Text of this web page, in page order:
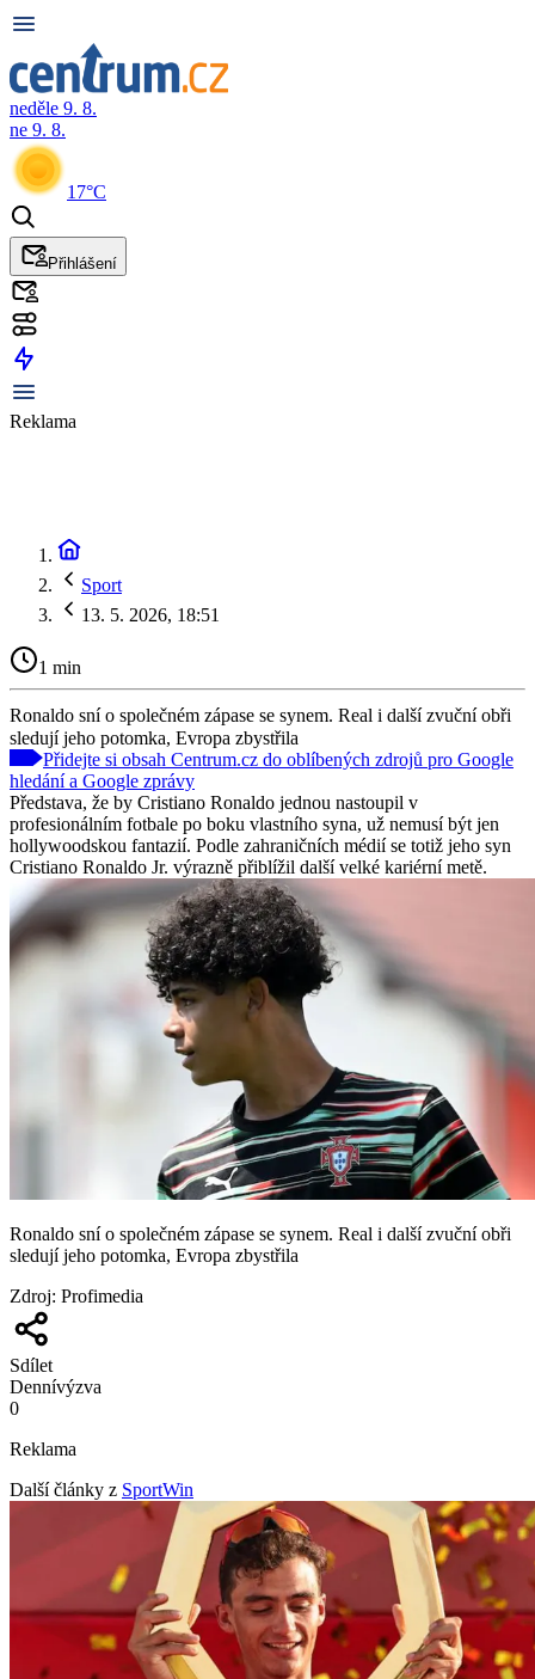
neděle 9. 8.
ne 9. 8.
17°C
Přihlášení
Reklama
Sport
13. 5. 2026, 18:51
1 min
Ronaldo sní o společném zápase se synem. Real i další zvuční obři
sledují jeho potomka, Evropa zbystřila
Přidejte si obsah Centrum.cz do oblíbených zdrojů pro Google
hledání a Google zprávy
Představa, že by Cristiano Ronaldo jednou nastoupil v
profesionálním fotbale po boku vlastního syna, už nemusí být jen
hollywoodskou fantazií. Podle zahraničních médií se totiž jeho syn
Cristiano Ronaldo Jr. výrazně přiblížil další velké kariérní metě.
Ronaldo sní o společném zápase se synem. Real i další zvuční obři
sledují jeho potomka, Evropa zbystřila
Zdroj: Profimedia
Sdílet
Dennívýzva
0
Reklama
Další články z SportWin